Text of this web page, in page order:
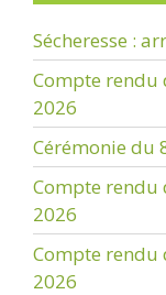
Sécheresse :
Compte
2026
Cérémonie du
Compte
2026
Compte
2026